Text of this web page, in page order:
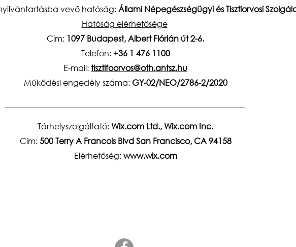
vevő hatóság:Állami Népegészségügyi és Tisztiorvosi
Hatóság elérhetősége
Cím: 1097 Budapest, Albert Flórián út 2-6.
Telefon:+36 1 476 1100
E-mail:tisztifoorvos@oth.antsz.hu
Működési engedély száma: GY-02/NEO/2786-2/2020
Tárhelyszolgáltató:Wix.com Ltd., Wix.com Inc.
Cím:500 Terry A Francois Blvd San Francisco, CA 94158
Elérhetőség:www.wix.com